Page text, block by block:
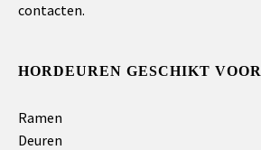
contacten.
HORDEUREN GESCHIKT VOOR
Ramen
Deuren